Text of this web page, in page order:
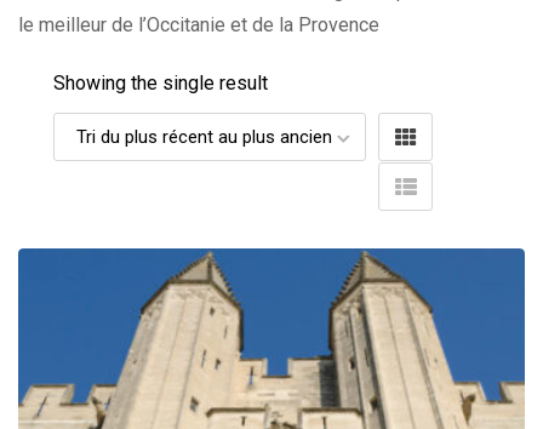
le meilleur de l’Occitanie et de la Provence
Showing the single result